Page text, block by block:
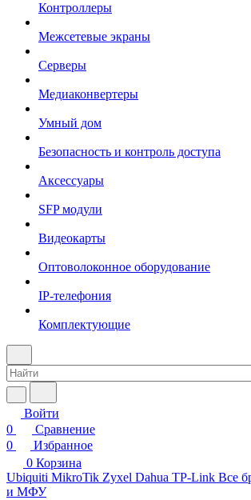
Контроллеры
Межсетевые экраны
Серверы
Медиаконвертеры
Умный дом
Безопасность и контроль доступа
Аксессуары
SFP модули
Видеокарты
Оптоволоконное оборудование
IP-телефония
Комплектующие
Войти
0
Сравнение
0
Избранное
0 Корзина
Ubiquiti MikroTik Zyxel Dahua TP-Link Все
и МФУ